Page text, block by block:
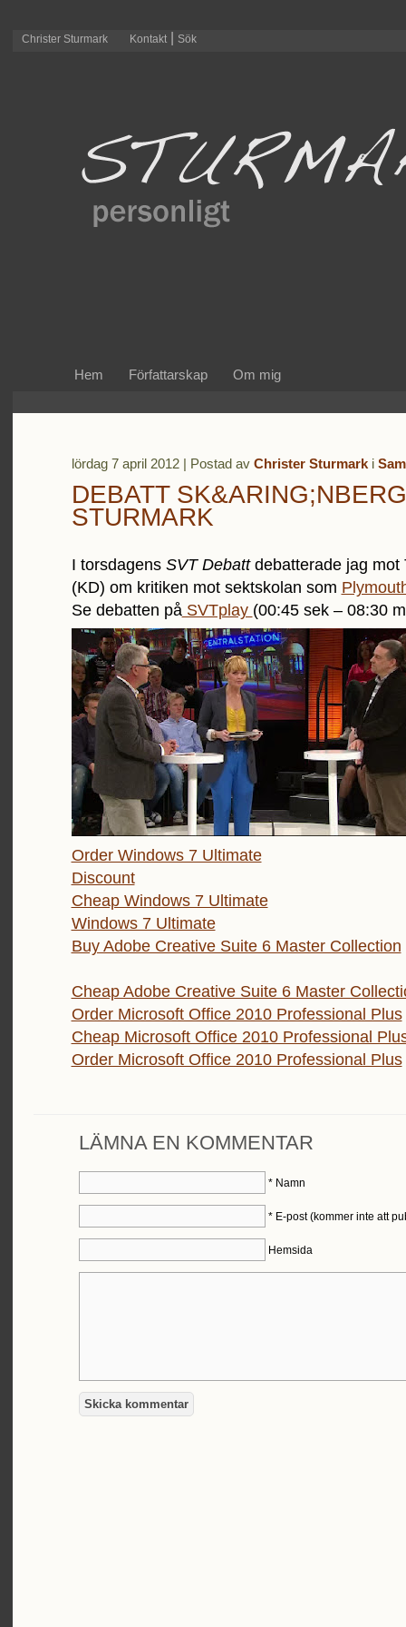
Christer Sturmark Kontakt| Sök
Hem Författarskap Om mig
lördag 7 april 2012 | Postad av Christer Sturmarki
DEBATT
STURMARK
I torsdagens SVT Debattdebatterade jag mot
(KD) om kritiken mot sektskolan som
Se debatten påSVTplay (00:45 sek – 08:30
Order Windows 7 Ultimate
Discount
Cheap Windows 7 Ultimate
Windows 7 Ultimate
Buy Adobe Creative Suite 6 Master Collection
Cheap Adobe Creative Suite 6 Master
Order Microsoft Office 2010 Professional Plus
Cheap Microsoft Office 2010 Professional
Order Microsoft Office 2010 Professional Plus
LÄMNA EN KOMMENTAR
*Namn
*E-post (kommer inte att
Hemsida